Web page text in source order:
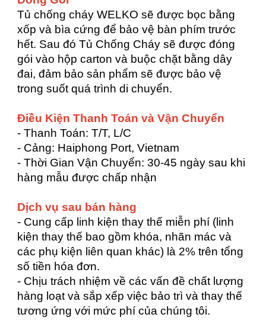
Tủ chống cháy WELKO sẽ được bọc bằng
xốp và bìa cứng để bảo vệ bàn phím trước
hết. Sau đó Tủ Chống Cháy sẽ được đóng
gói vào hộp carton và buộc chặt bằng dây
đai, đảm bảo sản phẩm sẽ được bảo vệ
trong suốt quá trình di chuyển.
Điều Kiện Thanh Toán và Vận Chuyển
- Thanh Toán: T/T, L/C
- Cảng: Haiphong Port, Vietnam
- Thời Gian Vận Chuyển: 30-45 ngày sau khi
hàng mẫu được chấp nhận
Dịch vụ sau bán hàng
- Cung cấp linh kiện thay thế miễn phí (linh
kiện thay thế bao gồm khóa, nhãn mác và
các phụ kiện liên quan khác) là 2% trên tổng
số tiền hóa đơn.
- Chịu trách nhiệm về các vấn đề chất lượng
hàng loạt và sắp xếp việc bảo trì và thay thế
tương ứng với mức phí của chúng tôi.